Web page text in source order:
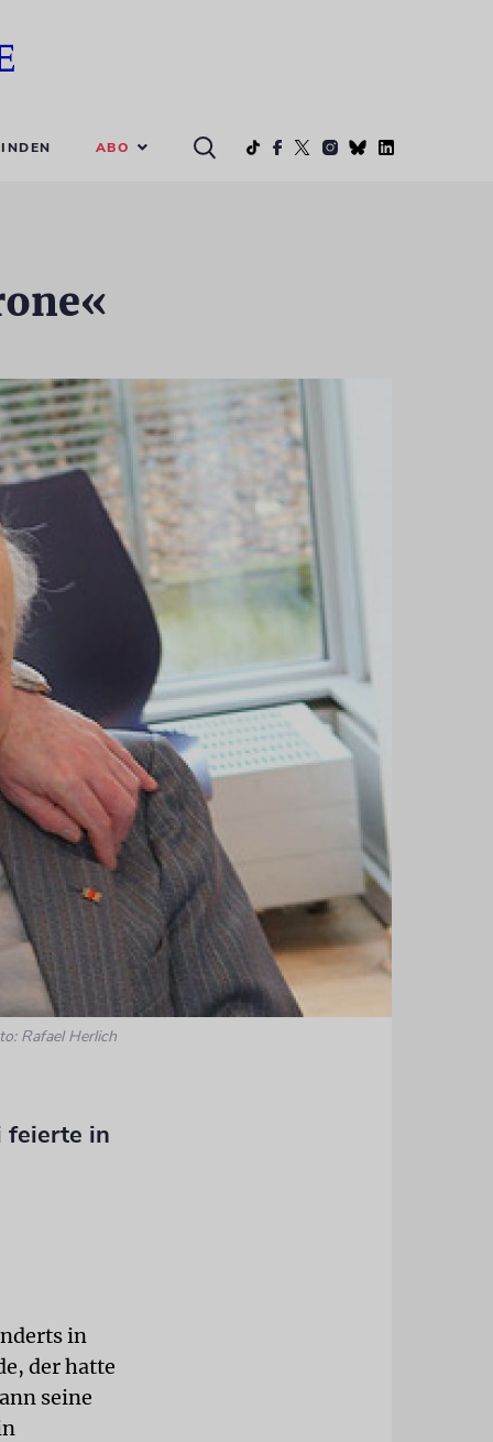
ABO
Rafael Herlich
feierte in
in
der hatte
seine